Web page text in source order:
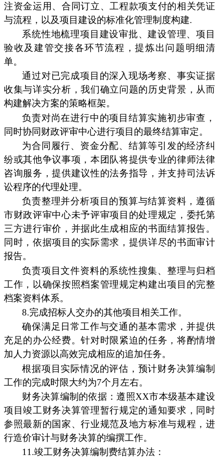
注资金运用、合同订立、工程款项支付的相关凭证
与流程，以及项目建设的标准化管理制度构建.
系统性地梳理项目建设审批、建设管理、项目
验收及建管交接各环节流程，提炼出问题明细清
单。
通过对已完成项目的深入现场考察、事实证据
收集与详实分析，我们确立问题的历史背景，从而
构建解决方案的策略框架。
负责对尚在进行中的项目结算实施初步审查，
同时协同财政评审中心进行项目的最终结算审定。
为合同履行、资金分配、结算等引发的经济纠
纷或其他争议事项，本团队将提供专业的律师法律
咨询服务，提供建议性的法务指导，并支持司法诉
讼程序的代理处理。
负责整理并分析项目的预算与结算资料，遵循
市财政评审中心未予评审项目的处理规定，委托第
三方进行审价，并据此生成相应的书面结算报告。
同时，依据项目的实际需求，提供详尽的书面审计
报告。
负责项目文件资料的系统性搜集、整理与归档
工作，以确保按照档案管理规定构建出项目的完整
档案资料体系。
8.完成招标人交办的其他项目相关工作。
确保满足日常工作与交通的基本需求，并提供
充足的办公经费。针对时限紧迫的任务，将酌情增
加人力资源以高效完成相应的追加任务。
根据项目实际情况的评估，预计财务决算编制
工作的完成时限大约为7个月左右。
财务决算编制的依据：遵照XX市本级基本建设
项目竣工财务决算管理暂行规定的通知要求，同时
参照最新的国家、行业规范及地方标准与规程，进
行造价审计与财务决算的编撰工作。
11.竣工财务决算编制费结算办法：